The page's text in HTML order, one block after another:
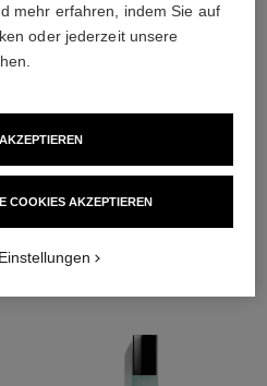
KOMBINATION
mehr erfahren, indem Sie auf
oder jederzeit unsere
COOKIES AKZEPTIEREN